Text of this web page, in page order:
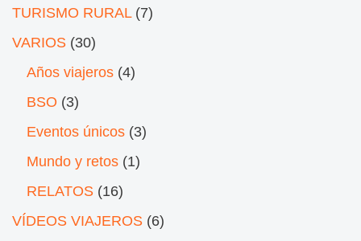
TURISMO RURAL(7)
VARIOS (30)
Años viajeros (4)
BSO (3)
Eventos únicos (3)
Mundo y retos (1)
RELATOS (16)
VÍDEOS VIAJEROS (6)